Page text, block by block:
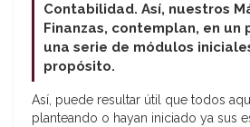
Contabilidad. Así, nuestros
Finanzas, contemplan, en un
una serie de módulos
propósito.
Así, puede resultar útil que todos
planteando o hayan iniciado ya sus